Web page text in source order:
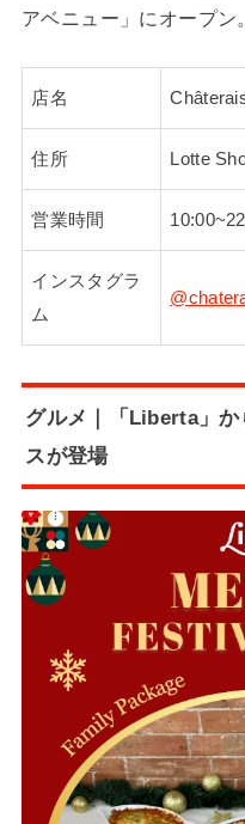
アベニュー」にオープン。
店名
住所 Lotte
営業時間
インスタグラ
ム
グルメ｜「Liberta」
スが登場